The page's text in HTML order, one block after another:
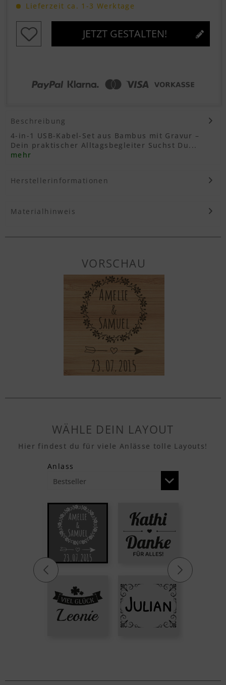
Lieferzeit ca. 1-3 Werktage
JETZT GESTALTEN!
Beschreibung
4-in-1 USB-Kabel-Set aus Bambus mit Gravur –
Dein praktischer Alltagsbegleiter Suchst Du...
mehr
Herstellerinformationen
Materialhinweis
VORSCHAU
WÄHLE DEIN LAYOUT
Hier findest du für viele Anlässe tolle Layouts!
Anlass